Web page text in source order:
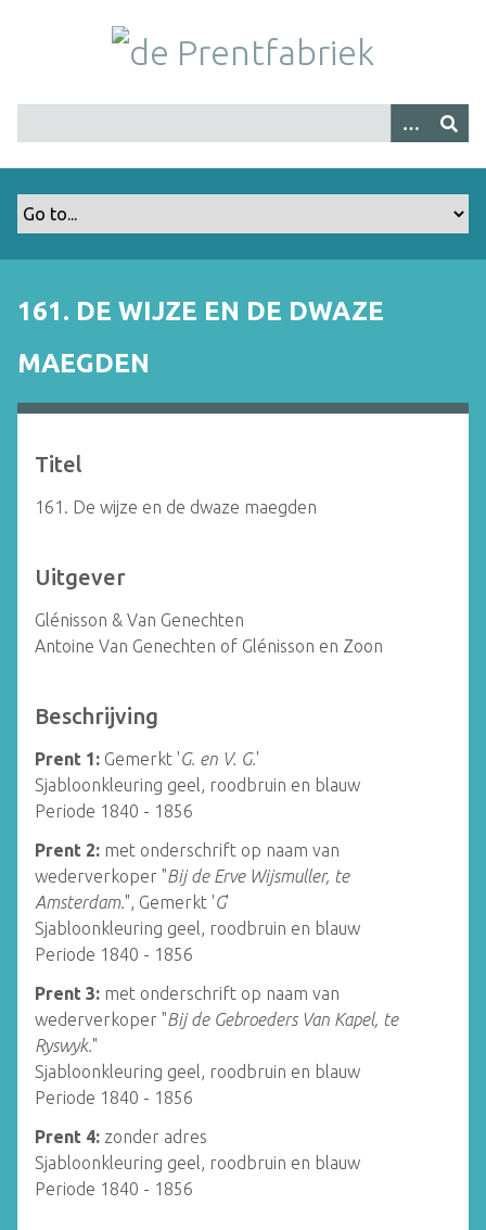
h
161. DE WIJZE EN DE DWAZE
MAEGDEN
Titel
161. De wijze en de dwaze maegden
Uitgever
Glénisson & Van Genechten
Antoine Van Genechten of Glénisson en Zoon
Beschrijving
Prent 1: Gemerkt 'G. en V. G.'
Sjabloonkleuring geel, roodbruin en blauw
Periode 1840 - 1856
Prent 2: met onderschrift op naam van
wederverkoper "Bij de Erve Wijsmuller, te
Amsterdam.", Gemerkt 'G'
Sjabloonkleuring geel, roodbruin en blauw
Periode 1840 - 1856
Prent 3: met onderschrift op naam van
wederverkoper "Bij de Gebroeders Van Kapel, te
Ryswyk."
Sjabloonkleuring geel, roodbruin en blauw
Periode 1840 - 1856
Prent 4: zonder adres
Sjabloonkleuring geel, roodbruin en blauw
Periode 1840 - 1856